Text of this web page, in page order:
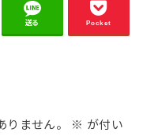
送る Pocket
ません。 ※ が付い